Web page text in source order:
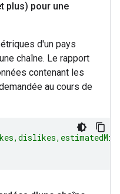
plus) pour une
d'un pays
chaîne. Le rapport
contenant les
au cours de